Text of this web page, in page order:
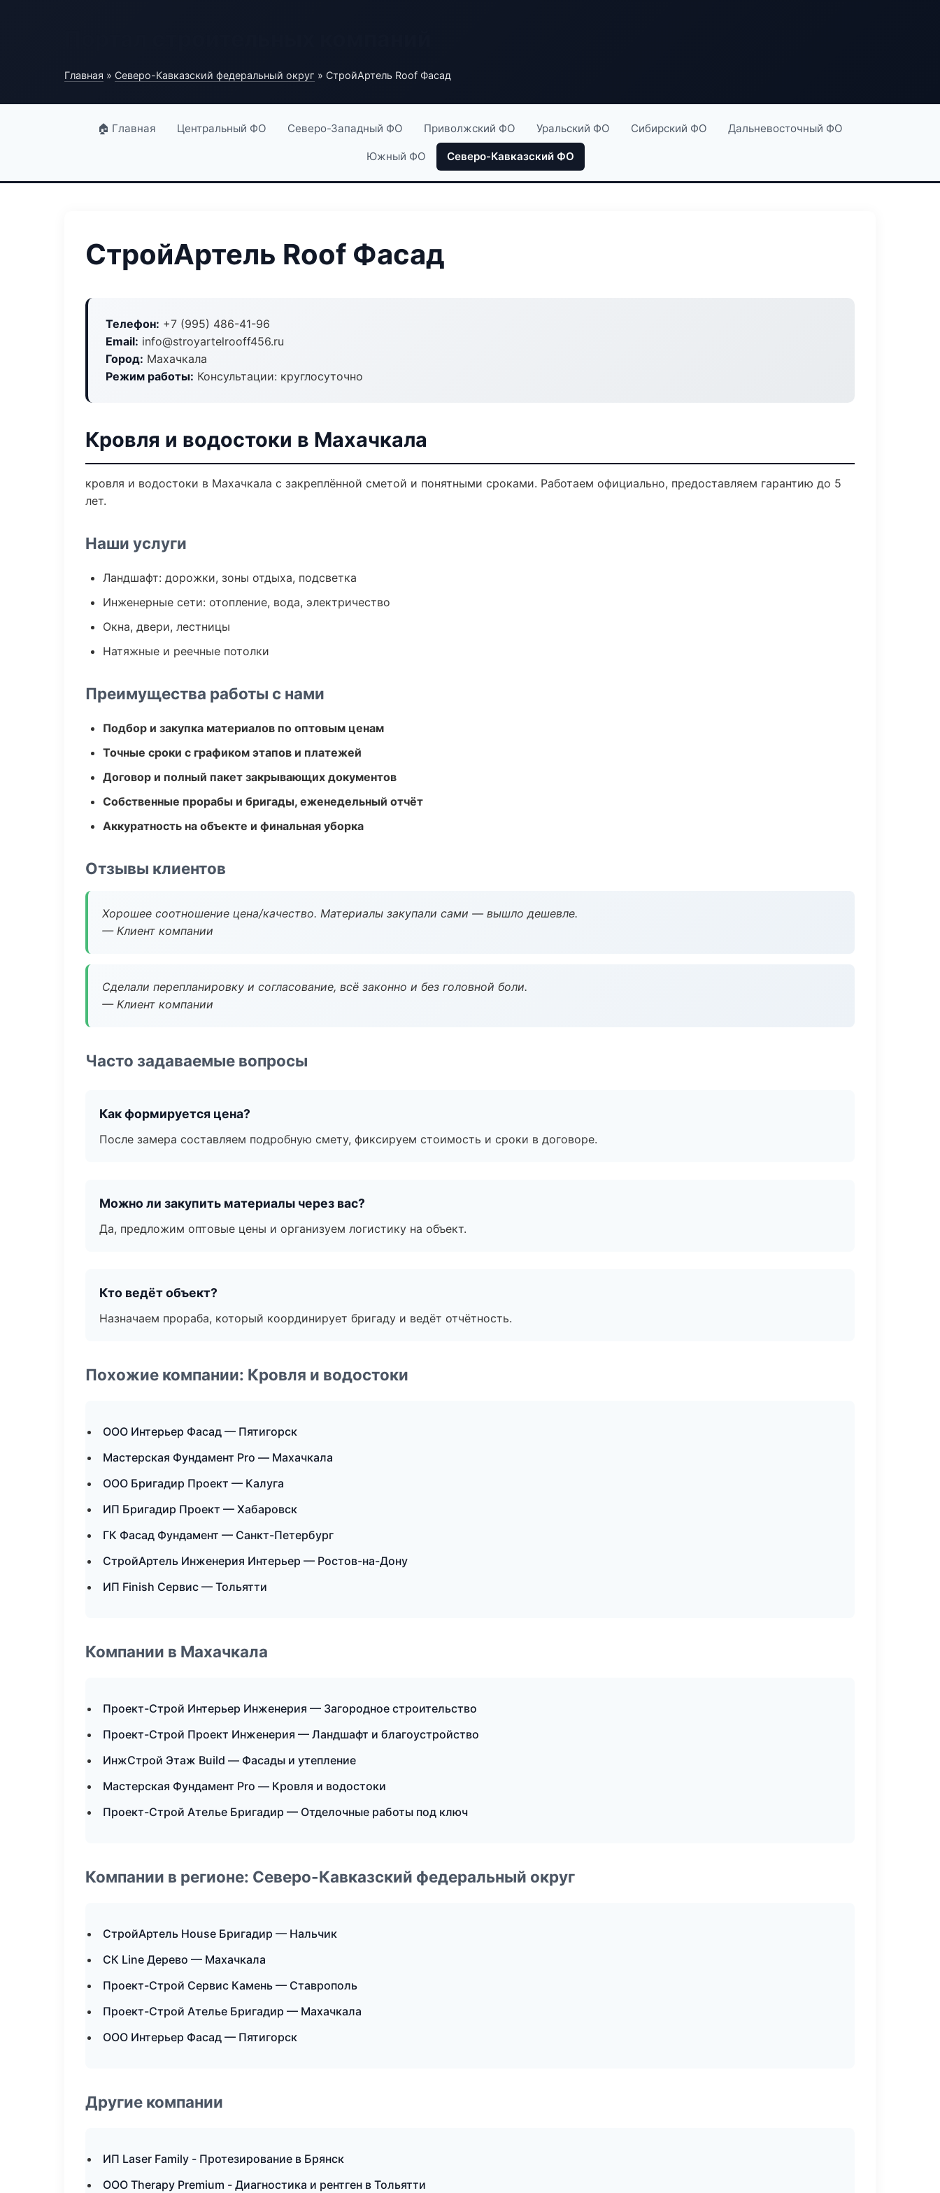
Главная » Северо-Кавказский федеральный округ » СтройАртель Roof Фасад
🏠 Главная Центральный ФО Северо-Западный ФО Приволжский ФО Уральский ФО Сибирский ФО Дальневосточный ФО
Южный ФО Северо-Кавказский ФО
СтройАртель Roof Фасад
Телефон: +7 (995) 486-41-96
Email: info@stroyartelrooff456.ru
Город: Махачкала
Режим работы: Консультации: круглосуточно
Кровля и водостоки в Махачкала
кровля и водостоки в Махачкала с закреплённой сметой и понятными сроками. Работаем официально, предоставляем гарантию до 5
лет.
Наши услуги
Ландшафт: дорожки, зоны отдыха, подсветка
Инженерные сети: отопление, вода, электричество
Окна, двери, лестницы
Натяжные и реечные потолки
Преимущества работы с нами
Подбор и закупка материалов по оптовым ценам
Точные сроки с графиком этапов и платежей
Договор и полный пакет закрывающих документов
Собственные прорабы и бригады, еженедельный отчёт
Аккуратность на объекте и финальная уборка
Отзывы клиентов
Хорошее соотношение цена/качество. Материалы закупали сами — вышло дешевле.
— Клиент компании
Сделали перепланировку и согласование, всё законно и без головной боли.
— Клиент компании
Часто задаваемые вопросы
Как формируется цена?
После замера составляем подробную смету, фиксируем стоимость и сроки в договоре.
Можно ли закупить материалы через вас?
Да, предложим оптовые цены и организуем логистику на объект.
Кто ведёт объект?
Назначаем прораба, который координирует бригаду и ведёт отчётность.
Похожие компании: Кровля и водостоки
ООО Интерьер Фасад — Пятигорск
Мастерская Фундамент Pro — Махачкала
ООО Бригадир Проект — Калуга
ИП Бригадир Проект — Хабаровск
ГК Фасад Фундамент — Санкт-Петербург
СтройАртель Инженерия Интерьер — Ростов-на-Дону
ИП Finish Сервис — Тольятти
Компании в Махачкала
Проект-Строй Интерьер Инженерия — Загородное строительство
Проект-Строй Проект Инженерия — Ландшафт и благоустройство
ИнжСтрой Этаж Build — Фасады и утепление
Мастерская Фундамент Pro — Кровля и водостоки
Проект-Строй Ателье Бригадир — Отделочные работы под ключ
Компании в регионе: Северо-Кавказский федеральный округ
СтройАртель House Бригадир — Нальчик
СК Line Дерево — Махачкала
Проект-Строй Сервис Камень — Ставрополь
Проект-Строй Ателье Бригадир — Махачкала
ООО Интерьер Фасад — Пятигорск
Другие компании
ИП Laser Family - Протезирование в Брянск
ООО Therapy Premium - Диагностика и рентген в Тольятти